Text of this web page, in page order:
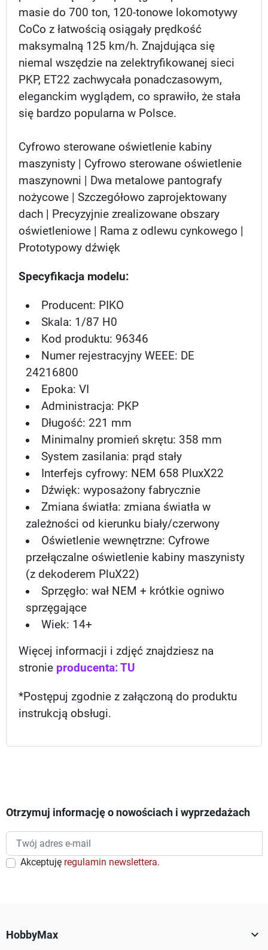
masie do 700 ton, 120-tonowe lokomotywy
CoCo z łatwością osiągały prędkość
maksymalną 125 km/h. Znajdująca się
niemal wszędzie na zelektryfikowanej sieci
PKP, ET22 zachwycała ponadczasowym,
eleganckim wyglądem, co sprawiło, że stała
się bardzo popularna w Polsce.
Cyfrowo sterowane oświetlenie kabiny
maszynisty | Cyfrowo sterowane oświetlenie
maszynowni | Dwa metalowe pantografy
nożycowe | Szczegółowo zaprojektowany
dach | Precyzyjnie zrealizowane obszary
oświetleniowe | Rama z odlewu cynkowego |
Prototypowy dźwięk
Specyfikacja modelu:
Producent: PIKO
Skala: 1/87 H0
Kod produktu: 96346
Numer rejestracyjny WEEE: DE
24216800
Epoka: VI
Administracja: PKP
Długość: 221 mm
Minimalny promień skrętu: 358 mm
System zasilania: prąd stały
Interfejs cyfrowy: NEM 658 PluxX22
Dźwięk: wyposażony fabrycznie
Zmiana światła: zmiana światła w
zależności od kierunku biały/czerwony
Oświetlenie wewnętrzne: Cyfrowe
przełączalne oświetlenie kabiny maszynisty
(z dekoderem PluX22)
Sprzęgło: wał NEM + krótkie ogniwo
sprzęgające
Wiek: 14+
Więcej informacji i zdjęć znajdziesz na
stronie producenta: TU
*Postępuj zgodnie z załączoną do produktu
instrukcją obsługi.
Otrzymuj informację o nowościach i wyprzedażach
Akceptuję regulamin newslettera.
HobbyMax 